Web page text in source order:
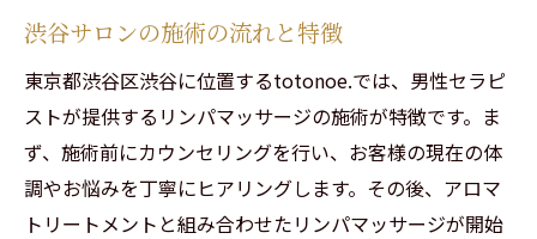
渋谷サロンの施術の流れと特徴
東京都渋谷区渋谷に位置するtotonoe.では、男性セラピ
ストが提供するリンパマッサージの施術が特徴です。ま
ず、施術前にカウンセリングを行い、お客様の現在の体
調やお悩みを丁寧にヒアリングします。その後、アロマ
トリートメントと組み合わせたリンパマッサージが開始